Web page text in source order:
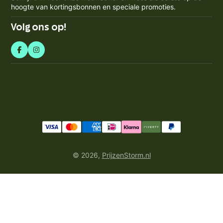
Retourneren & Annuleren
in
hoogte van kortingsbonnen en speciale promoties.
Volg ons op!
© 2026, PrijzenStorm.nl